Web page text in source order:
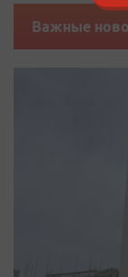
Важные